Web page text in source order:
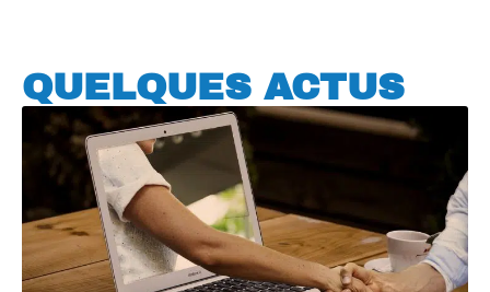
QUELQUES ACTUS